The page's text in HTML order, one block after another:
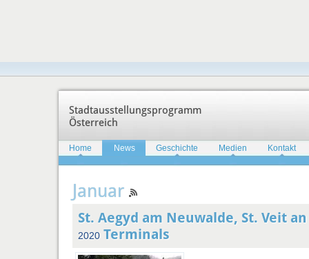
Stadtausstellungsprogramm
Österreich
Home News Geschichte Medien Kontakt
Januar
St. Aegyd am Neuwalde, St. Veit
2020 Terminals